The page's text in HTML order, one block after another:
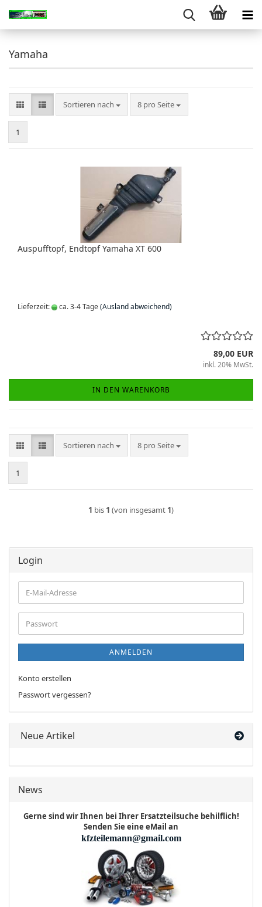
Yamaha
Sortieren nach
Sortieren nach 8 pro Seite
pro Seite
1
Auspufftopf, Endtopf Yamaha XT 600
Lieferzeit: ca. 3-4 Tage(Ausland abweichend)
89,00 EUR
inkl. 20% MwSt.
IN DEN WARENKORB
Sortieren nach
Sortieren nach 8 pro Seite
pro Seite
1
1 bis 1 (von insgesamt 1)
Login
E-
Mail-
Adresse
Passwort
ANMELDEN
Konto erstellen
Passwort vergessen?
Neue Artikel
News
Gerne sind wir Ihnen bei Ihrer Ersatzteilsuche behilflich!
Senden Sie eine eMail an
kfzteilemann@gmail.com